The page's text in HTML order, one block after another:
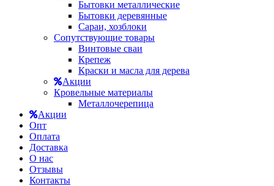
Бытовки металлические
Бытовки деревянные
Сараи, хозблоки
Сопутствующие товары
Винтовые сваи
Крепеж
Краски и масла для дерева
Акции
Кровельные материалы
Металлочерепица
Акции
Опт
Оплата
Доставка
О нас
Отзывы
Контакты